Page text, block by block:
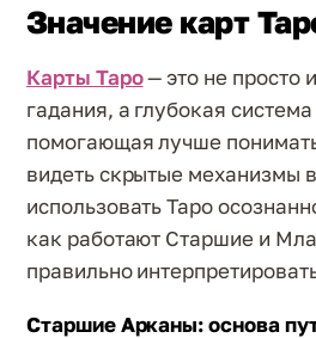
Значение карт
Карты Таро— это не просто
гадания, а глубокая
помогающая лучше
видеть скрытые механизмы
использовать Таро
как работают Старшие и
правильно
Старшие Арканы: основа